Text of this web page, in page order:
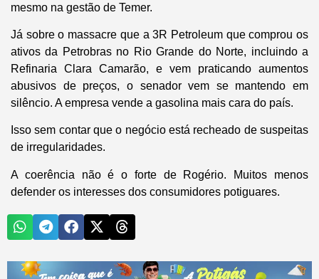
mesmo na gestão de Temer.
Já sobre o massacre que a 3R Petroleum que comprou os
ativos da Petrobras no Rio Grande do Norte, incluindo a
Refinaria Clara Camarão, e vem praticando aumentos
abusivos de preços, o senador vem se mantendo em
silêncio. A empresa vende a gasolina mais cara do país.
Isso sem contar que o negócio está recheado de suspeitas
de irregularidades.
A coerência não é o forte de Rogério. Muitos menos
defender os interesses dos consumidores potiguares.